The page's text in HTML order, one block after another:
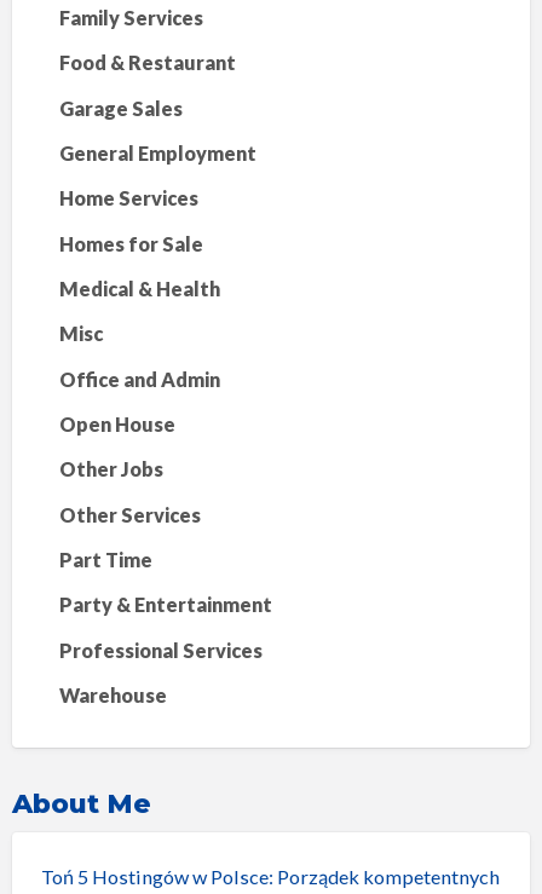
Family Services
Food & Restaurant
Garage Sales
General Employment
Home Services
Homes for Sale
Medical & Health
Misc
Office and Admin
Open House
Other Jobs
Other Services
Part Time
Party & Entertainment
Professional Services
Warehouse
About Me
Toń 5 Hostingów w Polsce: Porządek kompetentnych